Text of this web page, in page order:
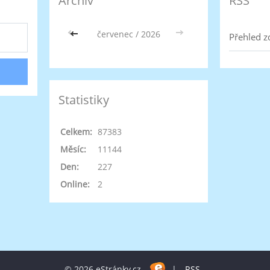
<< červenec / 2026 >> Přehled
Statistiky
Online: 2
Celkem: 87383
Měsíc:
11144
Den:
227